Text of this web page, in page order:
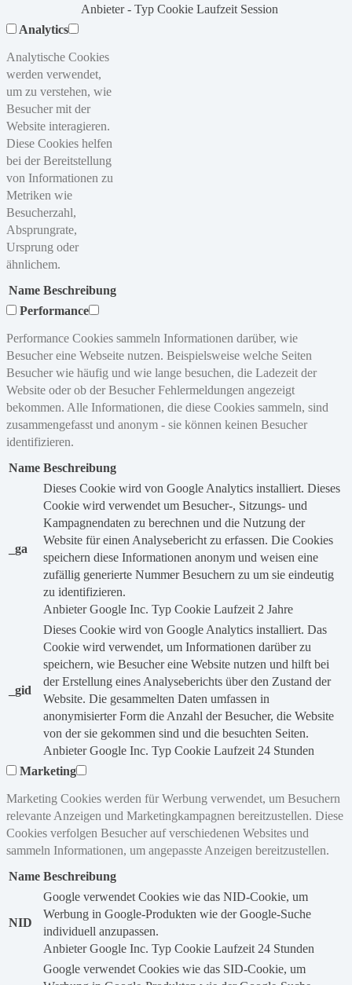
Anbieter - Typ Cookie Laufzeit Session
Analytics
Analytische Cookies
werden verwendet,
um zu verstehen, wie
Besucher mit der
Website interagieren.
Diese Cookies helfen
bei der Bereitstellung
von Informationen zu
Metriken wie
Besucherzahl,
Absprungrate,
Ursprung oder
ähnlichem.
Name Beschreibung
Performance
Performance Cookies sammeln Informationen darüber, wie
Besucher eine Webseite nutzen. Beispielsweise welche Seiten
Besucher wie häufig und wie lange besuchen, die Ladezeit der
Website oder ob der Besucher Fehlermeldungen angezeigt
bekommen. Alle Informationen, die diese Cookies sammeln, sind
zusammengefasst und anonym - sie können keinen Besucher
identifizieren.
Name Beschreibung
_ga
Dieses Cookie wird von Google Analytics installiert. Dieses
Cookie wird verwendet um Besucher-, Sitzungs- und
Kampagnendaten zu berechnen und die Nutzung der
Website für einen Analysebericht zu erfassen. Die Cookies
speichern diese Informationen anonym und weisen eine
zufällig generierte Nummer Besuchern zu um sie eindeutig
zu identifizieren.
Anbieter Google Inc. Typ Cookie Laufzeit 2 Jahre
_gid
Dieses Cookie wird von Google Analytics installiert. Das
Cookie wird verwendet, um Informationen darüber zu
speichern, wie Besucher eine Website nutzen und hilft bei
der Erstellung eines Analyseberichts über den Zustand der
Website. Die gesammelten Daten umfassen in
anonymisierter Form die Anzahl der Besucher, die Website
von der sie gekommen sind und die besuchten Seiten.
Anbieter Google Inc. Typ Cookie Laufzeit 24 Stunden
Marketing
Marketing Cookies werden für Werbung verwendet, um Besuchern
relevante Anzeigen und Marketingkampagnen bereitzustellen. Diese
Cookies verfolgen Besucher auf verschiedenen Websites und
sammeln Informationen, um angepasste Anzeigen bereitzustellen.
Name Beschreibung
NID
Google verwendet Cookies wie das NID-Cookie, um
Werbung in Google-Produkten wie der Google-Suche
individuell anzupassen.
Anbieter Google Inc. Typ Cookie Laufzeit 24 Stunden
Google verwendet Cookies wie das SID-Cookie, um